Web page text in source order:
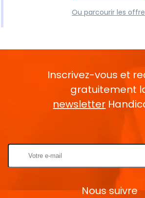
Ou parcourir les
Inscrivez-vous et
gratuitement
newsletter
Nous suivre